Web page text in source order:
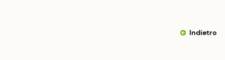
Indietro